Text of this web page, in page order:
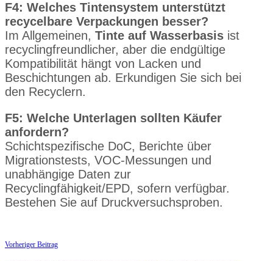
F4: Welches Tintensystem unterstützt
recycelbare Verpackungen besser?
Im Allgemeinen, Tinte auf Wasserbasis ist
recyclingfreundlicher, aber die endgültige
Kompatibilität hängt von Lacken und
Beschichtungen ab. Erkundigen Sie sich bei
den Recyclern.
F5: Welche Unterlagen sollten Käufer
anfordern?
Schichtspezifische DoC, Berichte über
Migrationstests, VOC-Messungen und
unabhängige Daten zur
Recyclingfähigkeit/EPD, sofern verfügbar.
Bestehen Sie auf Druckversuchsproben.
Vorheriger Beitrag